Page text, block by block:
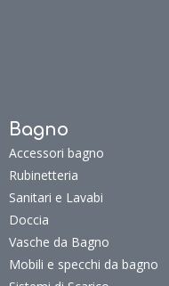
Bagno
Accessori bagno
Rubinetteria
Sanitari e Lavabi
Doccia
Vasche da Bagno
Mobili e specchi da bagno